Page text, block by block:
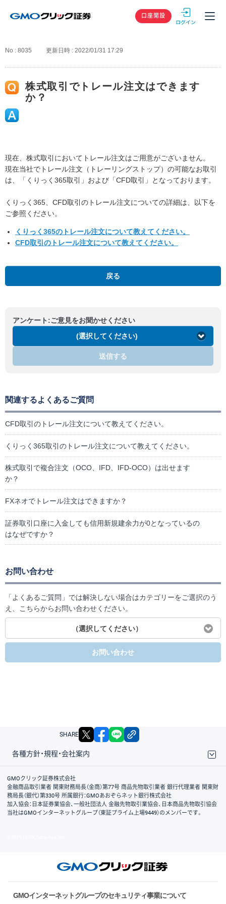
GMOクリック
口座開設
No : 8035 更新日時 : 2022/01/31 17:29
株式取引でトレール注文はできます
か？
現在、株式取引においてトレール注文はご用意がございません。
現在当社でトレール注文（トレーリングストップ）の可能なお取引
は、「くりっく365取引」および「CFD取引」となっております。
くりっく365、CFD取引のトレール注文についての詳細は、以下を
ご参照ください。
くりっく365のトレール注文について教えてください。
CFD取引のトレール注文について教えてください。
戻る
アンケート:ご意見をお聞かせください
(選択してください)
送信する
関連するよくあるご質問
CFD取引のトレール注文について教えてください。
くりっく365取引のトレール注文について教えてください。
株式取引で複合注文（OCO、IFD、IFD-OCO）は出せます
か？
FXネオでトレール注文はできますか？
証券取引口座に入金しても信用新規建余力が0となっているの
はなぜですか？
お問い合わせ
「よくあるご質問」では解決しない場合はカテゴリーをご選択のう
え、こちらからお問い合わせください。
（選択してください）
お問い合わせ
SHARE X facebook
各種方針・規程・会社案内
取引規程・約款
サイトマップ
その他のご案内
個人情報保護方針
最良執行方針
サイトのご利用について
ディスクレイマー
信託保全
リスク説明
会社案内
GMOクリック証券株式会社
金融商品取引業者 関東財務局長（金商）第77号 商品先物取引業者 銀行代理業者 関東財
務局長（銀代）第330号 所属銀行：GMOあおぞらネット銀行株式会社
加入協会：日本証券業協会、一般社団法人 金融先物取引業協会、日本商品先物取引協会
当社はGMOインターネットグループ（東証プライム上場9449）のメンバーです。
GMOインターネットグループのセキュリティ事業について